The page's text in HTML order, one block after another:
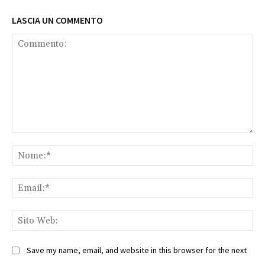
LASCIA UN COMMENTO
Save my name, email, and website in this browser for the next